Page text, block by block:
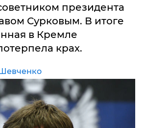
президента
Сурковым. В итоге
в Кремле
крах.